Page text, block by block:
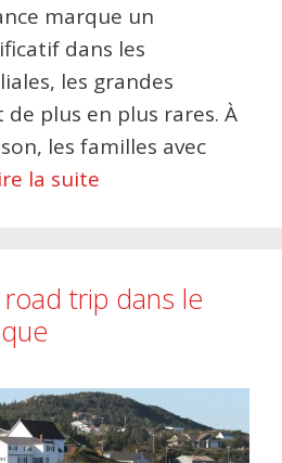
marque un
dans les
les grandes
plus en plus rares. À
les familles avec
la suite
trip dans le